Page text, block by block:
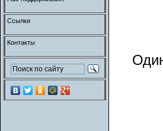
Ссылки
Контакты